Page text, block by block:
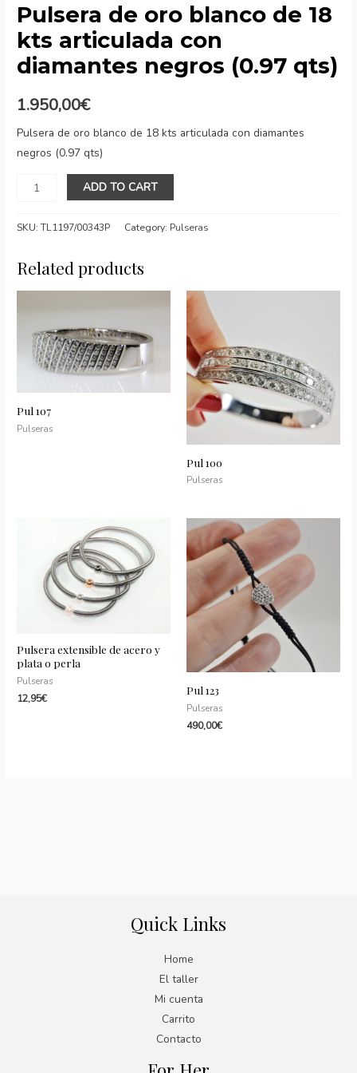
Pulsera de oro blanco de 18
kts articulada con
diamantes negros (0.97 qts)
1.950,00€
Pulsera de oro blanco de 18 kts articulada con diamantes
negros (0.97 qts)
Pulsera
oro
de
con
diamantes
qts)
ADD TO CART
SKU:TL1197/00343P Category: Pulseras
Related products
Pul 107
Pulseras
Pul 100
Pulseras
Pulsera extensible de acero y
plata o perla
Pulseras
12,95€
Pul 123
Pulseras
490,00€
Quick Links
Home
El taller
Mi cuenta
Carrito
Contacto